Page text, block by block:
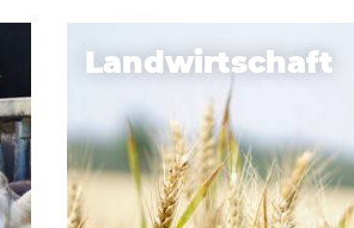
Gartenbau